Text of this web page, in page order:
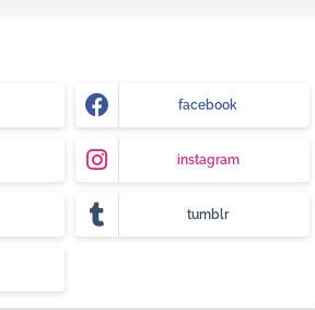
facebook
instagram
tumblr